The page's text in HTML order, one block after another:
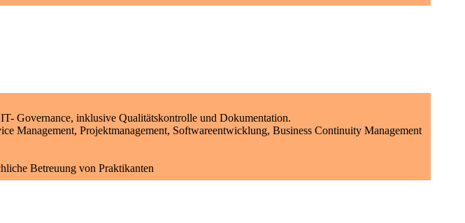
Governance, inklusive Qualitätskontrolle und Dokumentation.
Management, Projektmanagement, Softwareentwicklung, Business Continuity Management
Betreuung von Praktikanten